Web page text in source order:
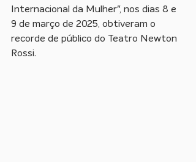
Internacional da Mulher", nos dias 8 e
9 de março de 2025, obtiveram o
recorde de público do Teatro Newton
Rossi.